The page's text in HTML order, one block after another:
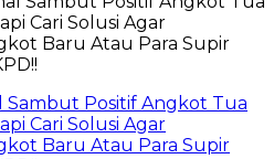
Sambut Positif Angkot Tua
Cari Solusi Agar
Baru Atau Para Supir